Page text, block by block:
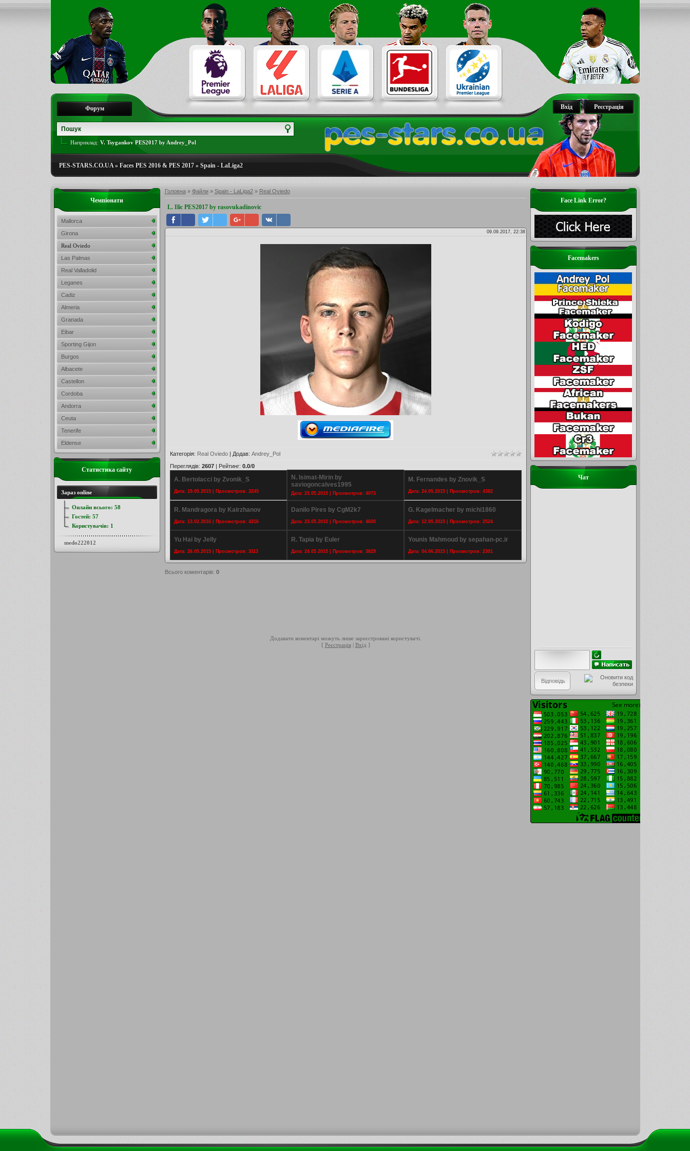
Реєстрація
Вхід
Форум
Наприклад: V. Tsygankov PES2017 by Andrey_Pol
PES-STARS.CO.UA» Faces PES 2016 & PES 2017» Spain - LaLiga2
Головна» Файли» Spain - LaLiga2» Real Oviedo
L. Ilic PES2017 by rasovukadinovic
09.09.2017, 22:38
Категорія: Real Oviedo| Додав: Andrey_Pol
Переглядів: 2607| Рейтинг: 0.0/0
A. Bertolacci by Zvonik_S
Дата: 19.05.2015 | Просмотров: 3245
N. Isimat-Mirin by
saviogoncalves1995
Дата: 23.05.2015 | Просмотров: 4073
M. Fernandes by Znovik_S
Дата: 24.05.2015 | Просмотров: 4382
R. Mandragora by Kairzhanov
Дата: 13.02.2016 | Просмотров: 4216
Danilo Pires by CgM2k7
Дата: 23.05.2015 | Просмотров: 4600
G. Kagelmacher by michi1860
Дата: 12.05.2015 | Просмотров: 2524
Yu Hai by Jelly
Дата: 26.05.2015 | Просмотров: 3113
R. Tapia by Euler
Дата: 24.05.2015 | Просмотров: 3829
Younis Mahmoud by sepahan-pc.ir
Дата: 04.06.2015 | Просмотров: 2301
Всього коментарів: 0
Додавати коментарі можуть лише зареєстровані користувачі.
[ Реєстрація| Вхід ]
Face Link Error?
Facemakers
Чат
Чемпіонати
Mallorca
Girona
Real Oviedo
Las Palmas
Real Valladolid
Leganes
Cadiz
Almeria
Granada
Eibar
Sporting Gijon
Burgos
Albacete
Castellon
Cordoba
Andorra
Ceuta
Tenerife
Eldense
Статистика сайту
Зараз online
Онлайн всього: 58
Гостей: 57
Користувачів: 1
medo222012